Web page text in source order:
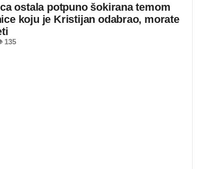
ostala potpuno šokirana temom
koju je Kristijan odabrao, morate
135